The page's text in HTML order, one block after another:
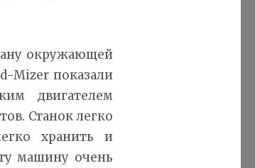
окружающей
Mizer показали
двигателем
Станок легко
хранить и
машину очень